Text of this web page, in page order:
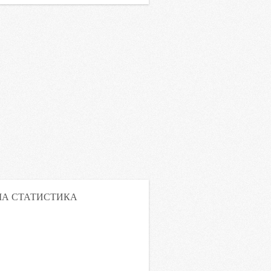
СТАТИСТИКА